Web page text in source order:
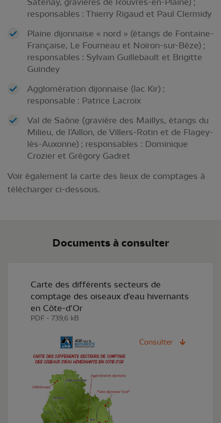
responsables : Thierry Rigaud et Paul Clermidy
Plaine dijonnaise « nord » (étangs de Fontaine-
Française, Le Fourneau et Noiron-sur-Bèze) ;
responsables : Sylvain Guillebault et Brigitte
Guindey
Agglomération dijonnaise (lac Kir) ;
responsable : Patrice Lacroix
Val de Saône (gravière des Maillys, étangs du
Milieu, de l’Aillon, de Villers-Rotin et de Flagey-
lès-Auxonne) ; responsables : Dominique
Crozier et Grégory Gadret
Voir également la carte des lieux de comptages à
télécharger ci-dessous.
Documents à consulter
Carte des différents secteurs de
comptage des oiseaux d'eau hivernants
en Côte-d'Or
PDF - 739,6 kB
Consulter